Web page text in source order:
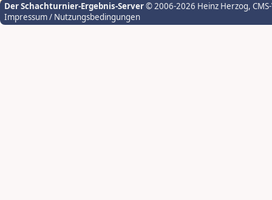
Der Schachturnier-Ergebnis-Server© 2006-2026 Heinz Herzog,
Impressum / Nutzungsbedingungen